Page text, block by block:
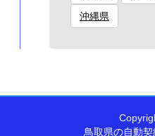
沖縄県
鳥取県の自動